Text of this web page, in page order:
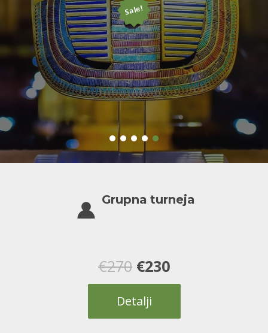
Sale!
Grupna turneja
€270 Оригинална
цена
је
€230Тренутна
цена
је:
Detalji